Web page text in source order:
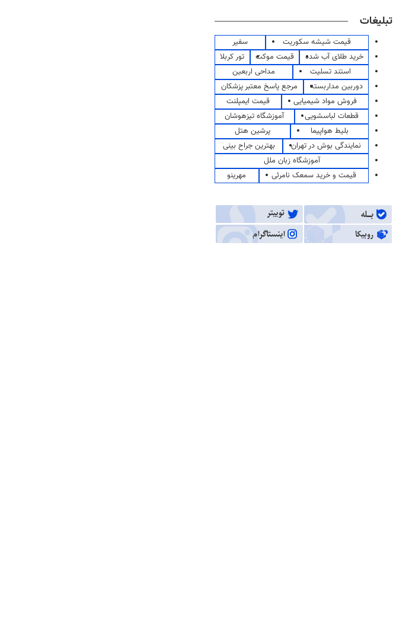
تبلیغات
قیمت شیشه سکوریت
سفیر
خرید طلای آب شده
قیمت موکت
تور کربلا
استند تسلیت
مداحی اربعین
دوربین مداربسته
مرجع پاسخ معتبر پزشکان
فروش مواد شیمیایی
قیمت ایمپلنت
قطعات لباسشویی
آموزشگاه تیزهوشان
بلیط هواپیما
پرشین هتل
نمایندگی بوش در تهران
بهترین جراح بینی
آموزشگاه زبان ملل
قیمت و خرید سمعک نامرئی
مهرینو